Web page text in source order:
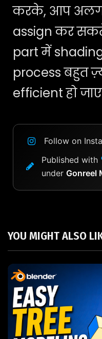
करके, आप
assign कर
part में
process बहुत
efficient हो
Follow on
Published with
under Gonreel
YOU MIGHT ALSO